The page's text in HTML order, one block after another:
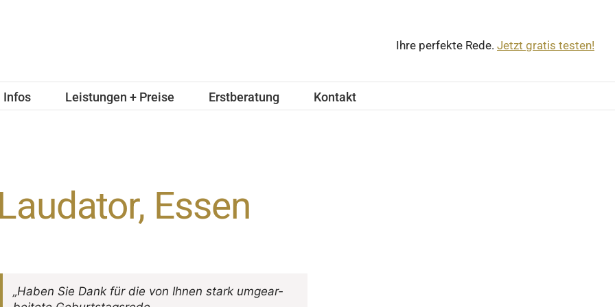
Ihre perfekte Rede. Jetzt gratis testen!
Infos Leistungen + Preise Erstberatung Kontakt
Laudator, Essen
„Haben Sie Dank für die von Ihnen stark umge­ar­